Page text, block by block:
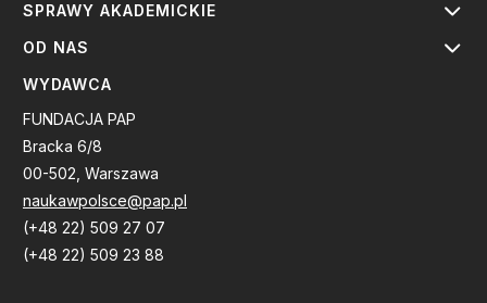
SPRAWY AKADEMICKIE
OD NAS
WYDAWCA
FUNDACJA PAP
Bracka 6/8
00-502, Warszawa
naukawpolsce@pap.pl
(+48 22) 509 27 07
(+48 22) 509 23 88